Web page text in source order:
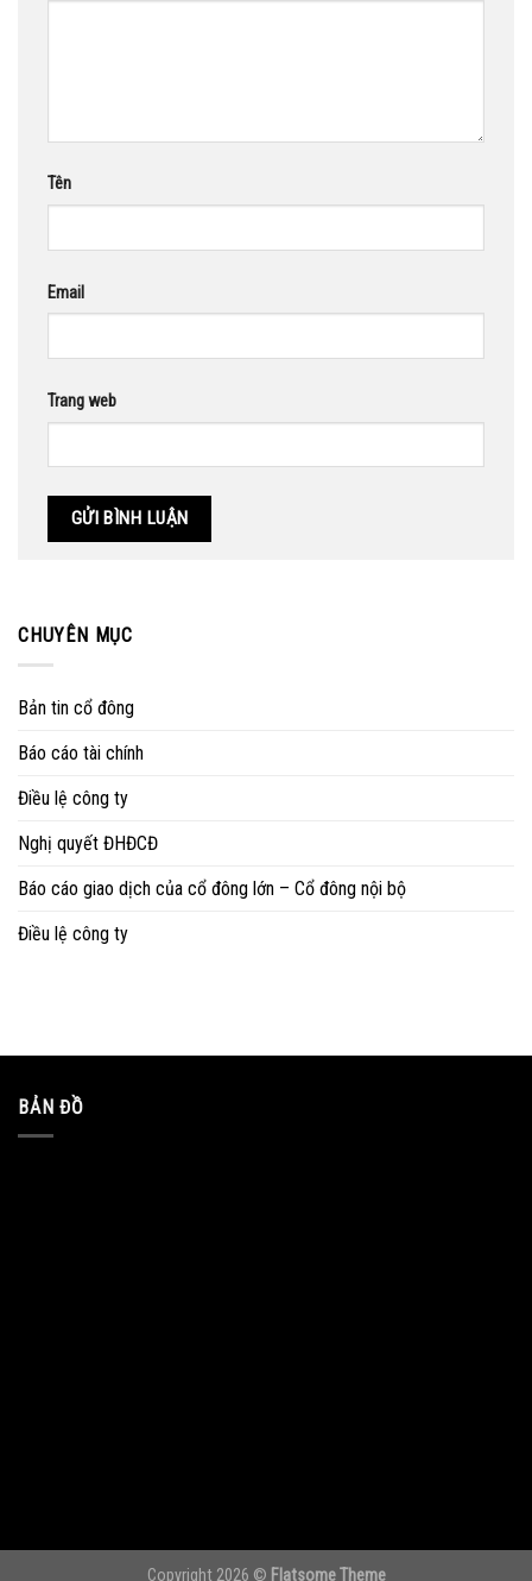
Tên
Email
Trang web
CHUYÊN MỤC
Bản tin cổ đông
Báo cáo tài chính
Điều lệ công ty
Nghị quyết ĐHĐCĐ
Báo cáo giao dịch của cổ đông lớn – Cổ đông nội bộ
Điều lệ công ty
BẢN ĐỒ
Copyright 2026 © Flatsome Theme